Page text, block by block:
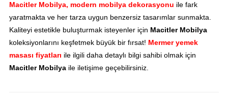
Macitler Mobilya, modern mobilya dekorasyonu ile fark
yaratmakta ve her tarza uygun benzersiz tasarımlar sunmakta.
Kaliteyi estetikle buluşturmak isteyenler için Macitler Mobilya
koleksiyonlarını keşfetmek büyük bir fırsat! Mermer yemek
masası fiyatları ile ilgili daha detaylı bilgi sahibi olmak için
Macitler Mobilyaile iletişime geçebilirsiniz.